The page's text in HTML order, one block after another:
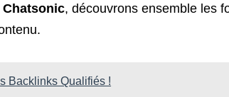
Chatsonic, découvrons ensemble les
Backlinks Qualifiés !